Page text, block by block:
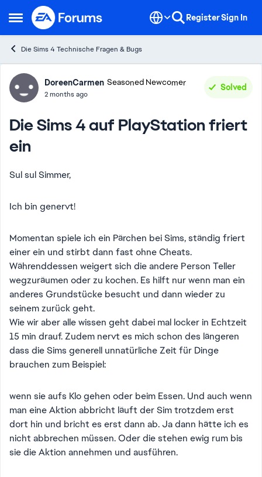
Open Side Menu
Skip to content RegisterSign In
Die Sims 4 Technische Fragen & Bugs
Forum Discussion
DoreenCarmen Seasoned Newcomer
2 months ago
Solved
Die Sims 4 auf PlayStation friert
ein
Sul sul Simmer,
Ich bin genervt!
Momentan spiele ich ein Pärchen bei Sims, ständig friert
einer ein und stirbt dann fast ohne Cheats.
Währenddessen weigert sich die andere Person Teller
wegzuräumen oder zu kochen. Es hilft nur wenn man ein
anderes Grundstücke besucht und dann wieder zu
seinem zurück geht.
Wie wir aber alle wissen geht dabei mal locker in Echtzeit
15 min drauf. Zudem nervt es mich schon des längeren
dass die Sims generell unnatürliche Zeit für Dinge
brauchen zum Beispiel:
wenn sie aufs Klo gehen oder beim Essen. Und auch wenn
man eine Aktion abbricht läuft der Sim trotzdem erst
dort hin und bricht es erst dann ab. Ja dann hätte ich es
nicht abbrechen müssen. Oder die stehen ewig rum bis
sie die Aktion annehmen und ausführen.